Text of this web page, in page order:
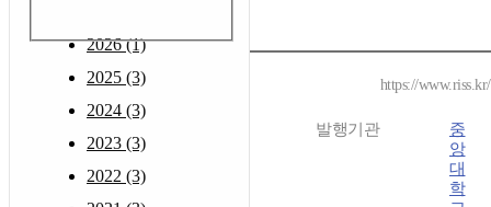
2026 (1)
2025 (3)
2024 (3)
2023 (3)
2022 (3)
https://
발행기관
중
앙
대
학